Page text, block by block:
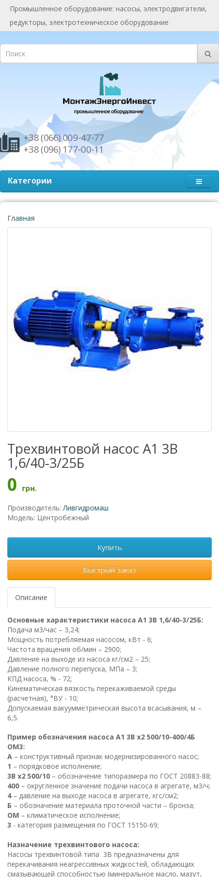
Промышленное оборудование: насосы, электродвигатели,
редукторы, электротехническое оборудование
+38 (066) 009-47-77
+38 (096) 177-00-11
Категории
Главная
Трехвинтовой насос А1 3В
1,6/40-3/25Б
0 грн.
Производитель:Ливгидромаш
Модель: Центробежный
Купить
Быстрый заказ
Описание
Основные характеристики насоса А1 3В 1,6/40-3/25Б:
Подача м3/час – 3,24;
Мощность потребляемая насосом, кВт - 6;
Частота вращения об/мин – 2900;
Давление на выходе из насоса кг/см2 – 25;
Давление полного перепуска, МПа – 3;
КПД насоса, % - 72;
Кинематическая вязкость перекаживаемой среды
(расчетная), °ВУ - 10;
Допускаемая вакуумметрическая высота всасывания, м –
6,5.
Пример обозначения насоса А1 3В х2 500/10-400/4Б
ОМ3:
А – конструктивный признак модернизированного насос;
1 – порядковое исполнение;
3В х2 500/10 – обозначение типоразмера по ГОСТ 20883-88;
400 – округленное значение подачи насоса в агрегате, м3/ч;
4– давление на выходе насоса в агрегате, кгс/см2;
Б – обозначение материала проточной части – бронза;
ОМ – климатическое исполнение;
3 - категория размещения по ГОСТ 15150-69;
Назначение трехвинтового насоса:
Насосы трехвинтовой типа 3В предназначены для
перекачивания неагрессивных жидкостей, обладающих
смазывающей способностью (минеральное масло, мазут,